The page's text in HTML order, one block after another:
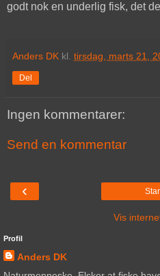
godt nok en underlig fisk, det
Anders DK kl. tirsdag, marts 21,
Del
Ingen kommentarer:
Send en kommentar
‹
Vis
Profil
Anders DK